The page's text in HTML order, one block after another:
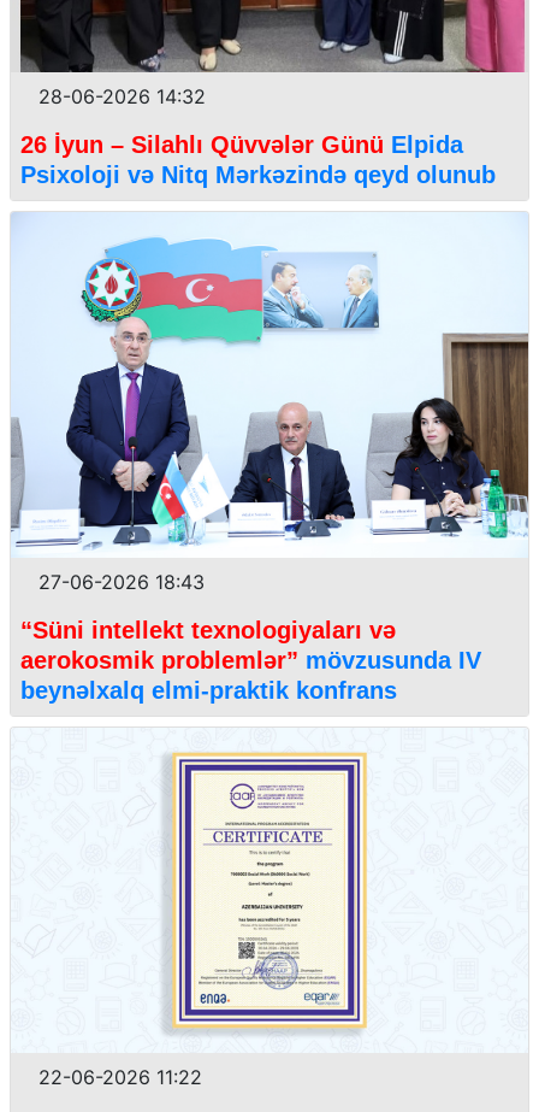
28-06-2026 14:32
26 İyun – Silahlı Qüvvələr Günü Elpida
Psixoloji və Nitq Mərkəzində qeyd olunub
27-06-2026 18:43
“Süni intellekt texnologiyaları və
aerokosmik problemlər” mövzusunda IV
beynəlxalq elmi-praktik konfrans
22-06-2026 11:22